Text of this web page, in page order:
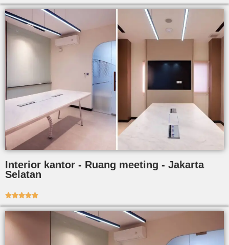
Interior kantor - Ruang meeting - Jakarta
Selatan
